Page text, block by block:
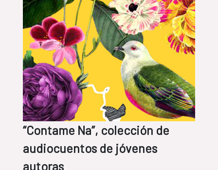
“Contame Na”, colección de
audiocuentos de jóvenes
autoras